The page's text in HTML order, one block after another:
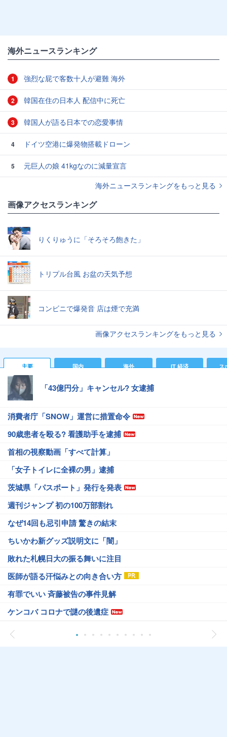
海外ニュースランキング
1 強烈な屁で客数十人が避難 海外
2 韓国在住の日本人 配信中に死亡
3 韓国人が語る日本での恋愛事情
4 ドイツ空港に爆発物搭載ドローン
5
元巨人の娘 41kgなのに減量宣言
海外ニュースランキングをもっと見る
画像アクセスランキング
りくりゅうに「そろそろ飽きた」
トリプル台風 お盆の天気予想
コンビニで爆発音 店は煙で充満
画像アクセスランキングをもっと見る
主要 国内 海外 IT 経済 ス
「43億円分」キャンセル? 女逮捕
消費者庁「SNOW」運営に措置命令
90歳患者を殴る? 看護助手を逮捕
首相の視察動画「すべて計算」
「女子トイレに全裸の男」逮捕
茨城県「パスポート」発行を発表
週刊ジャンプ 初の100万部割れ
なぜ14回も忌引申請 驚きの結末
ちいかわ新グッズ説明文に「闇」
敗れた札幌日大の振る舞いに注目
医師が語る汗悩みとの向き合い方
有罪でいい 斉藤被告の事件見解
ケンコバ コロナで謎の後遺症